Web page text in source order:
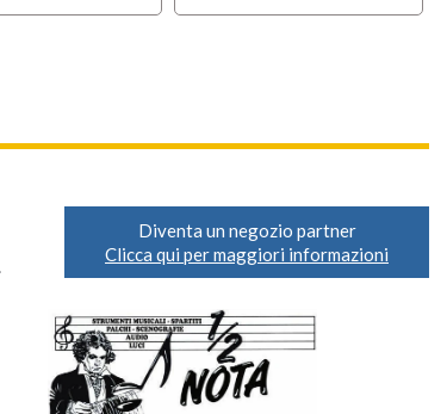
Diventa un negozio partner
Clicca qui per maggiori informazioni